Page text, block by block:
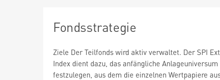
Fondsstrategie
Ziele Der Teilfonds wird aktiv verwaltet. Der SPI
Index dient dazu, das anfängliche Anlageuniversum
festzulegen, aus dem die einzelnen Wertpapiere